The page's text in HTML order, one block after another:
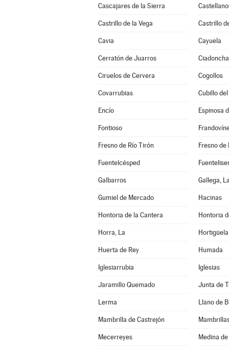
Cascajares de la Sierra
Castrillo de la Vega Castrillo
Cavia Cayuela
Cerratón de Juarros Ciadoncha
Ciruelos de Cervera Cogollos
Covarrubias Cubillo
Encío Espinosa
Fontioso
Fresno de Río Tirón Fresno de
Fuentelcésped
Galbarros Gallega, La
Gumiel de Mercado Hacinas
Hontoria de la Cantera Hontoria
Horra, La Hortigüela
Huerta de Rey Humada
Iglesiarrubia Iglesias
Jaramillo Quemado Junta de
Lerma Llano de
Mambrilla de Castrejón
Mecerreyes Medina